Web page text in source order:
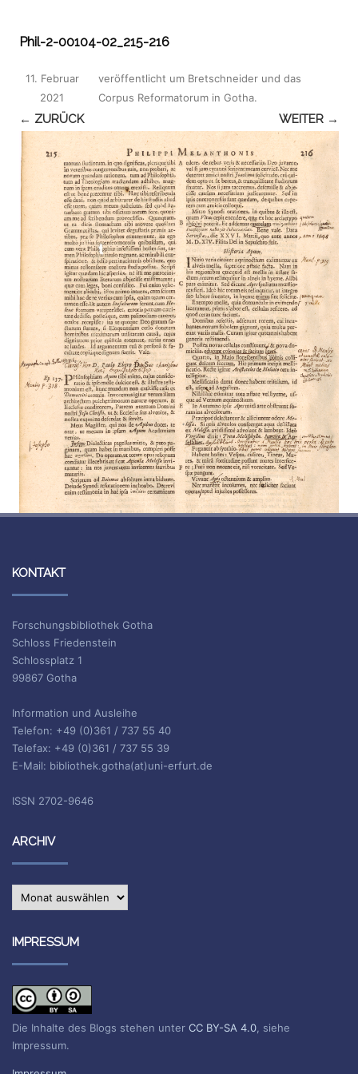
Phil-2-00104-02_215-216
veröffentlicht
11. Februar
2021
um Bretschneider und das
Corpus Reformatorum in Gotha.
← ZURÜCK WEITER →
KONTAKT
Forschungsbibliothek Gotha
Schloss Friedenstein
Schlossplatz 1
99867 Gotha
Information und Ausleihe
Telefon: +49 (0)361 / 737 55 40
Telefax: +49 (0)361 / 737 55 39
E-Mail: bibliothek.gotha(at)uni-erfurt.de
ISSN 2702-9646
ARCHIV
Archiv
IMPRESSUM
Die Inhalte des Blogs stehen unter CC BY-SA 4.0 , siehe
Impressum.